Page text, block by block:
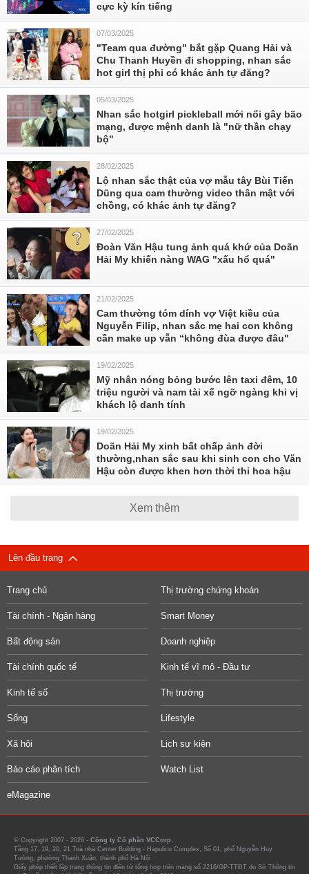
cực kỳ kín tiếng
07/03/2025
"Team qua đường" bắt gặp Quang Hải và
Chu Thanh Huyền đi shopping, nhan sắc
hot girl thị phi có khác ảnh tự đăng?
05/03/2025
Nhan sắc hotgirl pickleball mới nổi gây bão
mạng, được mệnh danh là "nữ thần chạy
bộ"
28/02/2025
Lộ nhan sắc thật của vợ mẫu tây Bùi Tiến
Dũng qua cam thường video thân mật với
chồng, có khác ảnh tự đăng?
27/02/2025
Đoàn Văn Hậu tung ảnh quá khứ của Doãn
Hải My khiến nàng WAG "xấu hổ quá"
21/02/2025
Cam thường tóm dính vợ Việt kiều của
Nguyễn Filip, nhan sắc mẹ hai con không
cần make up vẫn “không đùa được đâu"
19/02/2025
Mỹ nhân nóng bỏng bước lên taxi đêm, 10
triệu người và nam tài xế ngỡ ngàng khi vị
khách lộ danh tính
19/02/2025
Doãn Hải My xinh bất chấp ảnh đời
thường,nhan sắc sau khi sinh con cho Văn
Hậu còn được khen hơn thời thi hoa hậu
Xem thêm
Lên đầu trang
Trang chủ Thị trường chứng khoán
Tài chính - Ngân hàng Smart Money
Bất động sản Doanh nghiệp
Tài chính quốc tế Kinh tế vĩ mô - Đầu tư
Kinh tế số Thị trường
Sống Lifestyle
Xã hội Lịch sự kiện
Báo cáo phân tích Watch List
eMagazine
© Copyright 2007 - 2026 - Công ty Cổ phần VCCorp.
Tầng 17, 19, 20, 21 Toà nhà Center Building - Hapulico Complex, Số 01, phố Nguyễn Huy
Tưởng, phường Thanh Xuân, thành phố Hà Nội
Giấy phép thiết lập trang thông tin điện tử tổng hợp trên mạng số 2216/GP-TTĐT do Sở Thông tin